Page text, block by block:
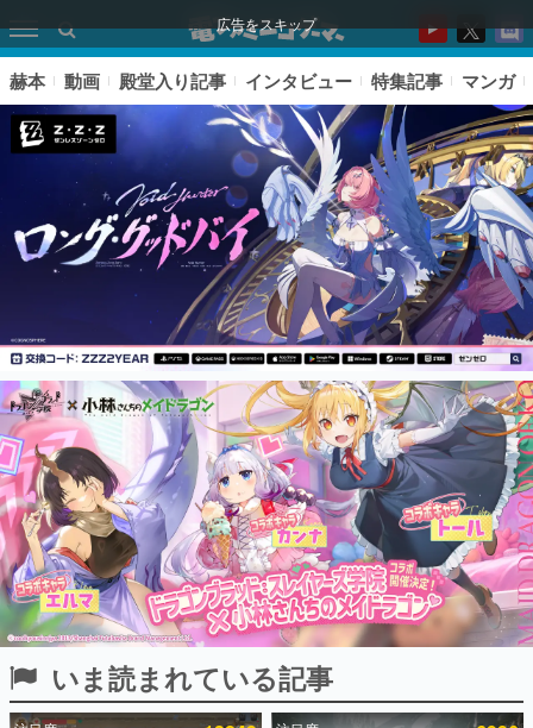
広告をスキップ
ピックアップ
電ファミのいま読まれている記事ランキング
アプリセール情報
インタビュー
連載・特集一覧
殿堂入り記事
SNS拡散数が数千以上！ ページビュー数万以上！ などな
ど。多くの人々に読まれた、電ファミ渾身の“殿堂入り”記
事をまとめました。
赫本 動画 殿堂入り記事 インタビュー 特集記事 マンガ
いま読まれている記事